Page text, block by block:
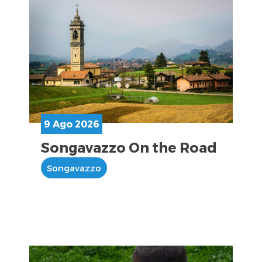
9 Ago 2026
Songavazzo On the Road
Songavazzo